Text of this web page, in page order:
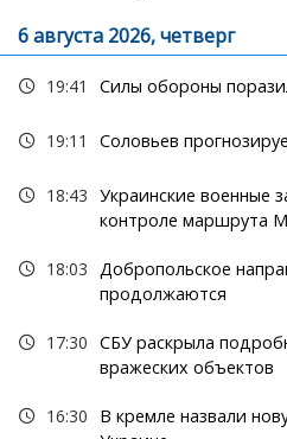
6 августа 2026, четверг
19:41 Силы обороны
19:11 Соловьев
18:43 Украинские военные
контроле маршрута
18:03 Добропольское
продолжаются
17:30 СБУ раскрыла
вражеских объектов
16:30
В кремле назвали